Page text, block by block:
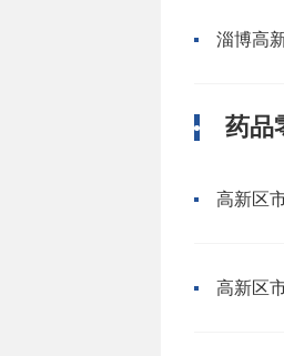
淄博高
药品
高新区
高新区